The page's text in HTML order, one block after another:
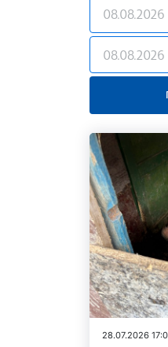
news.filter.from
news.filter.to
28.07.2026